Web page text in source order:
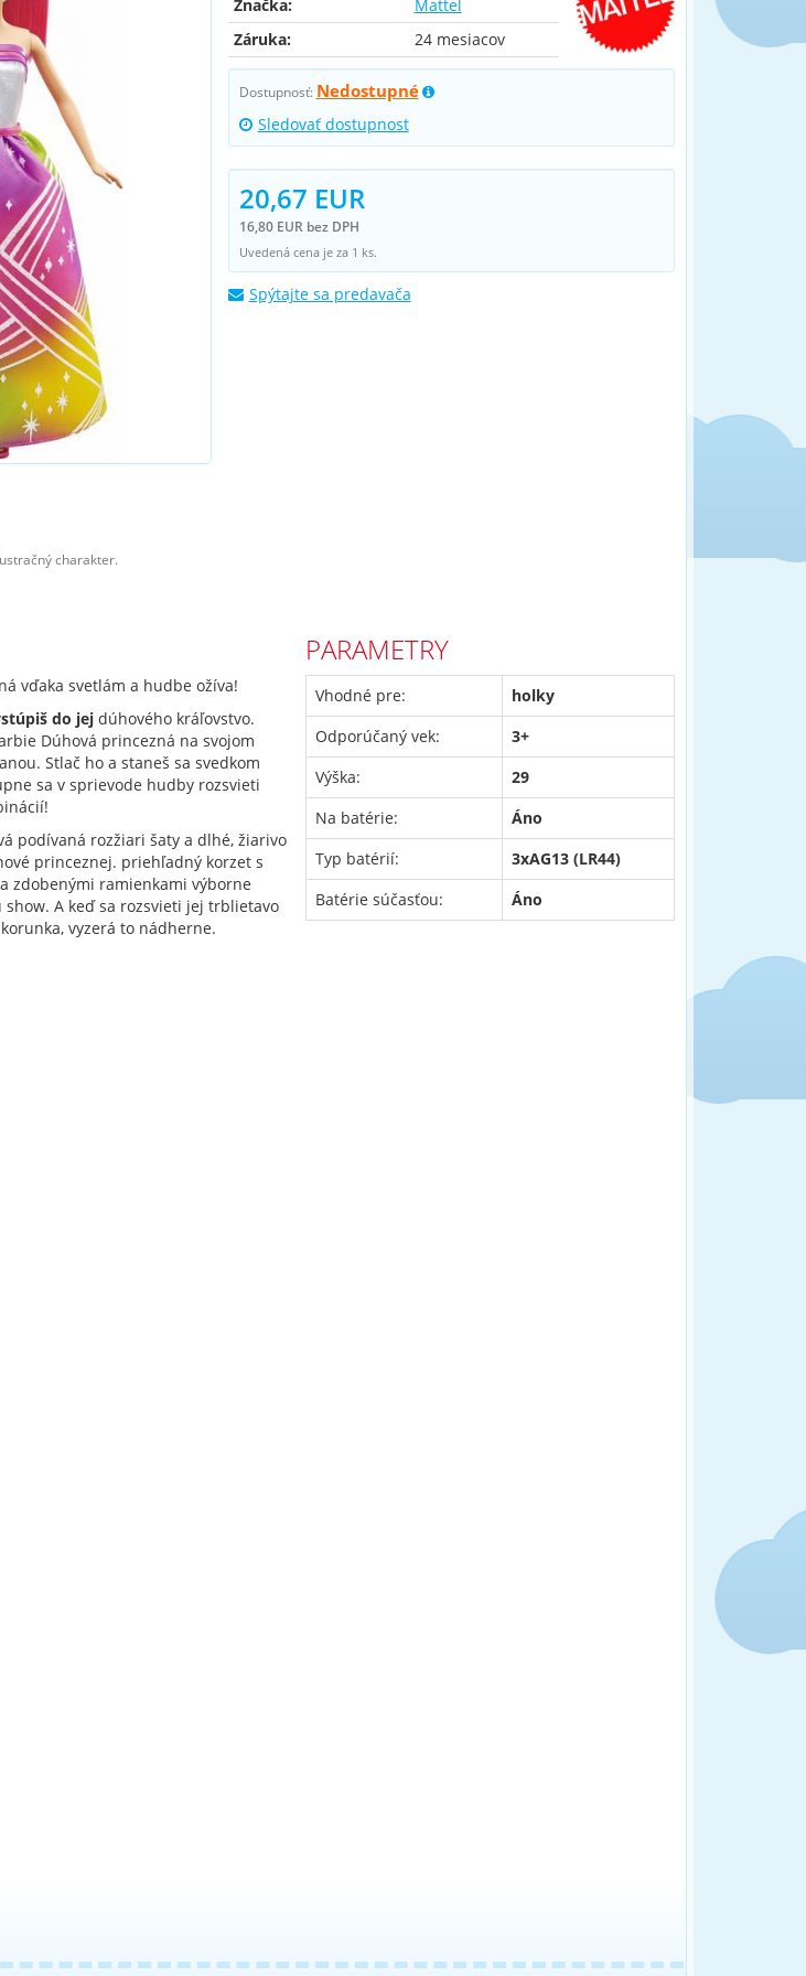
charakter.
Značka:
Mattel
Záruka:
24 mesiacov
Dostupnosť: Nedostupné
Sledovať dostupnost
20,67 EUR
16,80 EUR bez DPH
Uvedená cena je za 1 ks.
Spýtajte sa predavača
vďaka svetlám a hudbe ožíva!
do jej dúhového kráľovstvo.
Dúhová princezná na svojom
Stlač ho a staneš sa svedkom
sa v sprievode hudby rozsvieti
podívaná rozžiari šaty a dlhé, žiarivo
princeznej. priehľadný korzet s
zdobenými ramienkami výborne
A keď sa rozsvieti jej trblietavo
vyzerá to nádherne.
PARAMETRY
Vhodné pre:
holky
Odporúčaný vek:
3+
Výška:
29
Na batérie:
Áno
Typ batérií:
3xAG13 (LR44)
Batérie súčasťou:
Áno